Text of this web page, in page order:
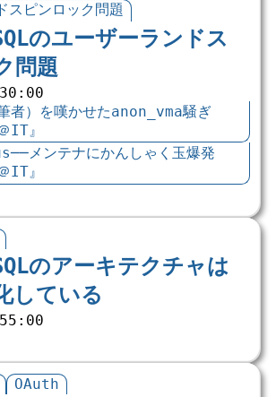
スピンロック問題
のユーザーランドス
問題
者）を嘆かせたanon_vma騒ぎ
IT』
メンテナにかんしゃく玉爆発
IT』
のアーキテクチャは
している
OAuth